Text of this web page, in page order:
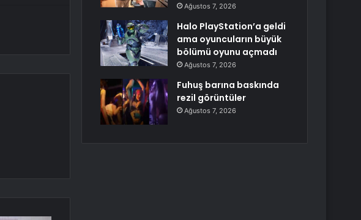
Ağustos 7, 2026
Halo PlayStation’a geldi
ama oyuncuların büyük
bölümü oyunu açmadı
Ağustos 7, 2026
Fuhuş barına baskında
rezil görüntüler
Ağustos 7, 2026